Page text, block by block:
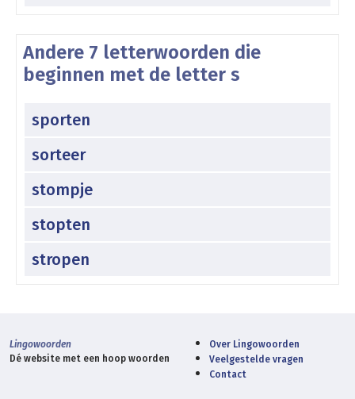
Andere 7 letterwoorden die
beginnen met de letter s
sporten
sorteer
stompje
stopten
stropen
Lingowoorden
Dé website met een hoop woorden
Over Lingowoorden
Veelgestelde vragen
Contact